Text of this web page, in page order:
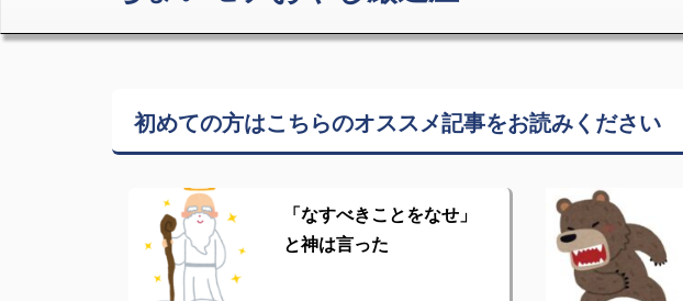
初めての方はこちらのオススメ記事をお読みください
「なすべきことをなせ」
と神は言った